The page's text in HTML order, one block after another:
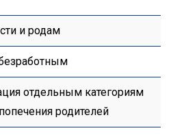
и родам
отдельным категориям
родителей